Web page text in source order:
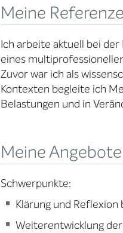
Meine
Ich arbeite aktuell bei
eines
Zuvor war ich als
Kontexten begleite ich
Belastungen und in
Meine Angebote
Schwerpunkte:
Klärung und
Weiterentwicklung